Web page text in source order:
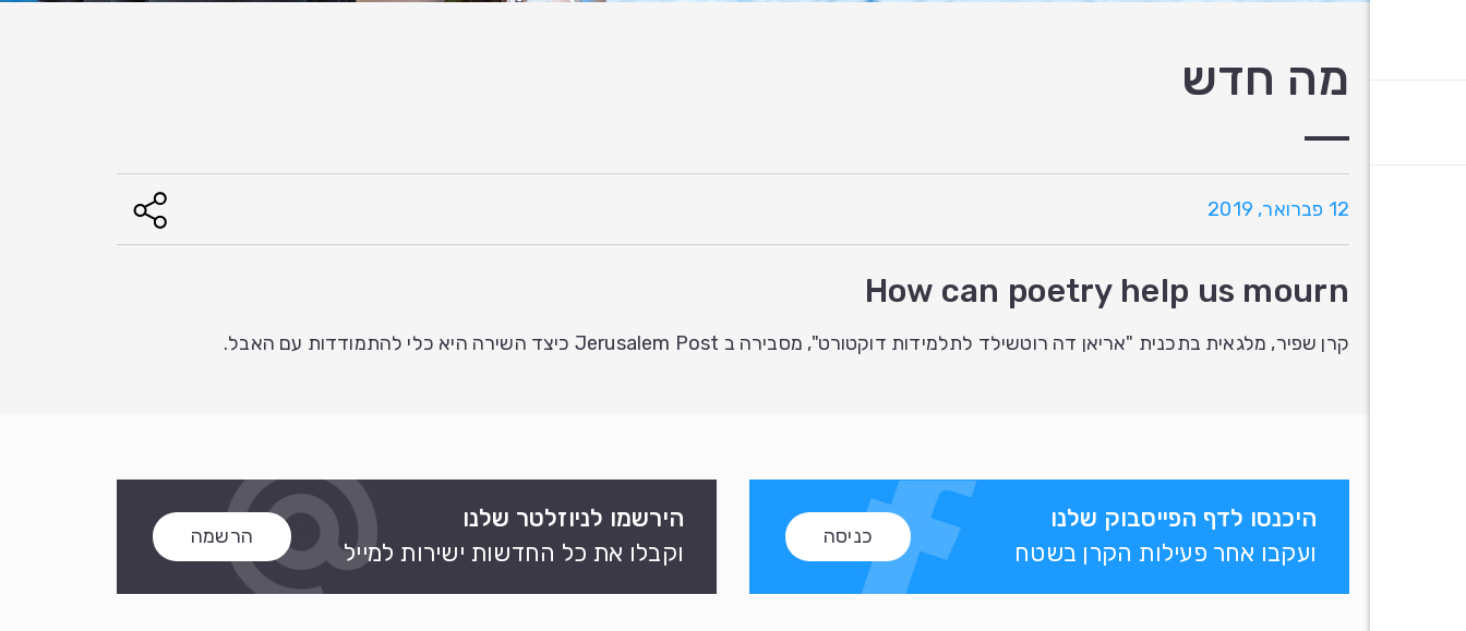
מה חדש
12 פברואר, 2019
How can poetry help us mourn
קרן שפיר, מלגאית בתכנית "אריאן דה רוטשילד לתלמידות דוקטורט", מסבירה ב Jerusalem Post כיצד השירה היא כלי להתמודדות עם האבל.
היכנסו לדף הפייסבוק שלנו
ועקבו אחר פעילות הקרן בשטח
כניסה
הירשמו לניוזלטר שלנו
וקבלו את כל החדשות ישירות למייל
הרשמה